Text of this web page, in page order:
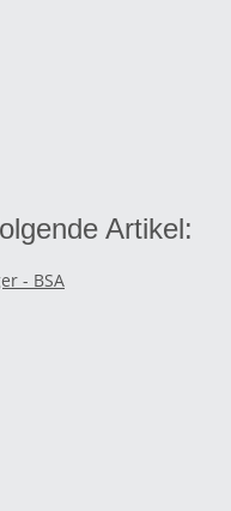
Artikel: